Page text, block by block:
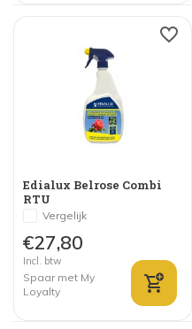
Edialux Belrose Combi
RTU
Vergelijk
€27,80
Incl. btw
Spaar met My
Loyalty